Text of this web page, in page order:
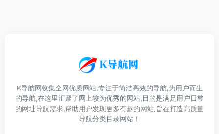
K导航网收集全网优质网站,专注于简洁高效的导航,为用户而生
的导航,在这里汇聚了网上较为优秀的网站,目的是满足用户日常
的网址导航需求,帮助用户发现更多有趣的网站,旨在打造高质量
导航分类目录网站！